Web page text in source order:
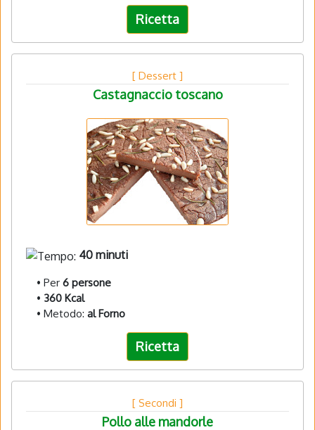
Ricetta
[ Dessert ]
Castagnaccio toscano
40 minuti
• Per 6 persone
• 360 Kcal
• Metodo: al Forno
Ricetta
[ Secondi ]
Pollo alle mandorle